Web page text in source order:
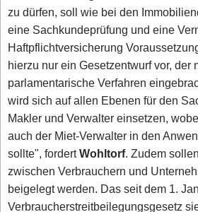
zu dürfen, soll wie bei den
eine Sachkundeprüfung und eine
Haftpflichtversicherung
hierzu nur ein Gesetzentwurf vor, der
parlamentarische Verfahren
wird sich auf allen Ebenen für den
Makler und Verwalter einsetzen,
auch der Miet-Verwalter in den
sollte", fordertWohltorf. Zudem
zwischen Verbrauchern und
beigelegt werden. Das seit dem 1.
Verbraucherstreitbeilegungsgesetz